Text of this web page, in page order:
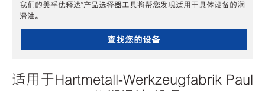
我们的美孚优释达℠产品选择器工具将帮您发现适用于具体设备的润
滑油。
查找您的设备
适用于Hartmetall-Werkzeugfabrik Paul